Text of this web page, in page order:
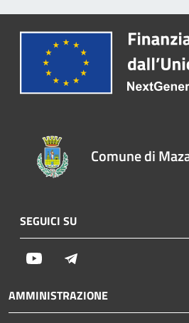
Comune di
SEGUICI SU
Youtube
AMMINISTRAZIONE